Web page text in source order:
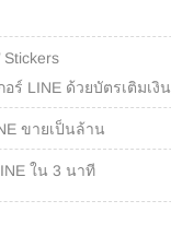
Stickers
อร์ LINE ด้วยบัตรเติมเงิน
ขายเป็นล้าน
ใน 3 นาที